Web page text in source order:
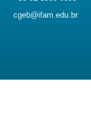
cgeb@ifam.edu.br